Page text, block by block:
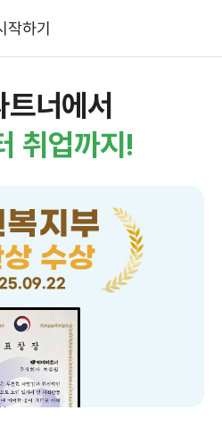
작하기
너에서
취업까지!
지부
수상